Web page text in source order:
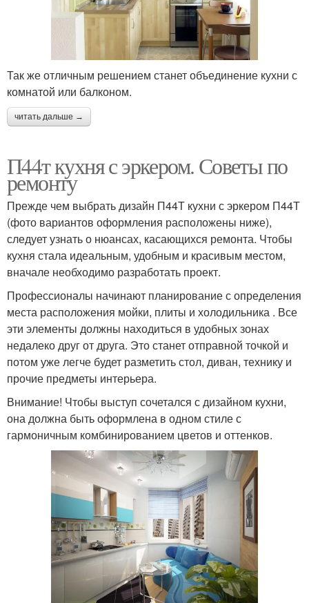
Так же отличным решением станет объединение кухни с
комнатой или балконом.
читать дальше →
П44т кухня с эркером. Советы по
ремонту
Прежде чем выбрать дизайн П44Т кухни с эркером П44Т
(фото вариантов оформления расположены ниже),
следует узнать о нюансах, касающихся ремонта. Чтобы
кухня стала идеальным, удобным и красивым местом,
вначале необходимо разработать проект.
Профессионалы начинают планирование с определения
места расположения мойки, плиты и холодильника . Все
эти элементы должны находиться в удобных зонах
недалеко друг от друга. Это станет отправной точкой и
потом уже легче будет разметить стол, диван, технику и
прочие предметы интерьера.
Внимание! Чтобы выступ сочетался с дизайном кухни,
она должна быть оформлена в одном стиле с
гармоничным комбинированием цветов и оттенков.